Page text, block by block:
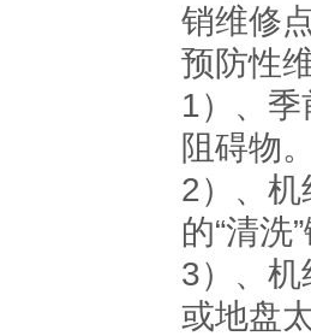
销维修
预防性
1）、
阻碍物
2）、
的“清洗
3）、
或地盘